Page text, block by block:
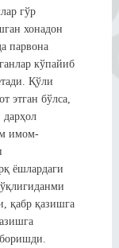
гўр
хонадон
парвона
кўпайиб
Қўли
этган бўлса,
имом-
ёшлардаги
қабр қазишга